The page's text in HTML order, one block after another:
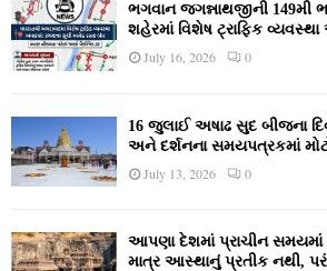
ભગવાન જગન્નાથજીની 149મી
શહેરમાં વિશેષ ટ્રાફિક
July 16, 2026 0
16 જુલાઈ અષાઢ સુદ બીજના
અને દર્શનના સમયપત્રકમાં
July 13, 2026 0
આપણા દેશમાં પ્રાચીન સમયમાં
માત્ર આસ્થાનું પ્રતીક નથી,